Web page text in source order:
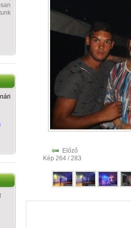
Előző
Kép 264 / 283